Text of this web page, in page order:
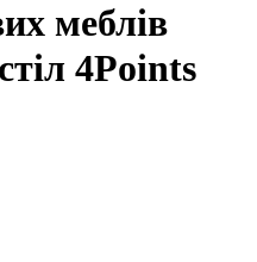
меблів
4Points